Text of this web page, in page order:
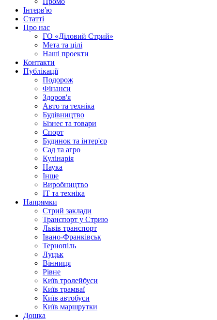
Інтерв'ю
Статті
Про нас
ГО «Діловий Стрий»
Мета та цілі
Наші проекти
Контакти
Публікації
Подорож
Фінанси
Здоров'я
Авто та техніка
Будівництво
Бізнес та товари
Спорт
Будинок та інтер'єр
Сад та агро
Кулінарія
Наука
Інше
Виробництво
IT та техніка
Напрямки
Стрий заклади
Транспорт у Стрию
Львів транспорт
Івано-Франківськ
Тернопіль
Луцьк
Вінниця
Рівне
Київ тролейбуси
Київ трамваї
Київ автобуси
Київ маршрутки
Дошка